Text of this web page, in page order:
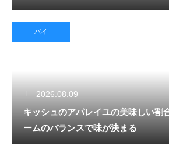
パイ
2026.08.09
キッシュのアパレイユの美味しい割
ームのバランスで味が決まる